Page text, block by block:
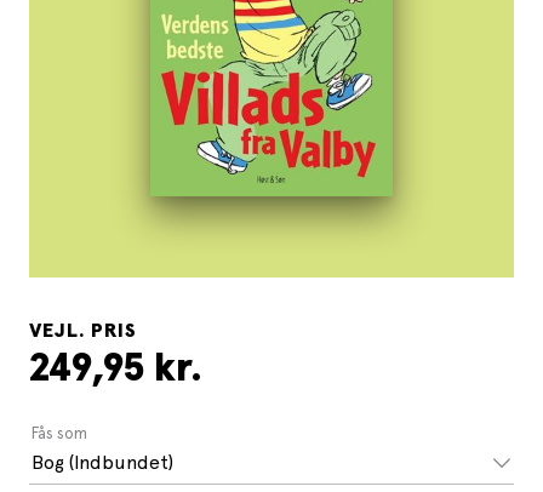
VEJL. PRIS
249,95 kr.
Fås som
Bog (Indbundet)